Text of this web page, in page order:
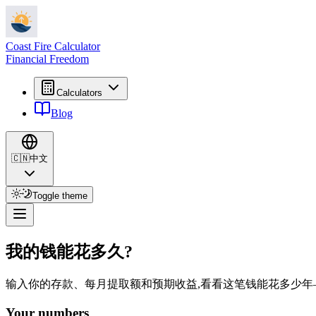
Coast Fire Calculator
Financial Freedom
Calculators
Blog
🇨🇳中文
Toggle theme
我的钱能花多久?
输入你的存款、每月提取额和预期收益,看看这笔钱能花多少
Your numbers